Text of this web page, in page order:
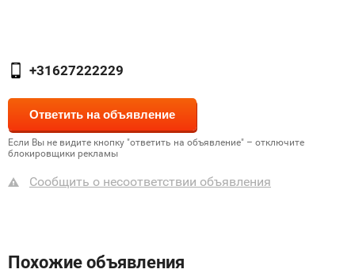
+31627222229
Если Вы не видите кнопку "ответить на объявление" – отключите
блокировщики рекламы
Сообщить о несоответствии объявления
Похожие объявления